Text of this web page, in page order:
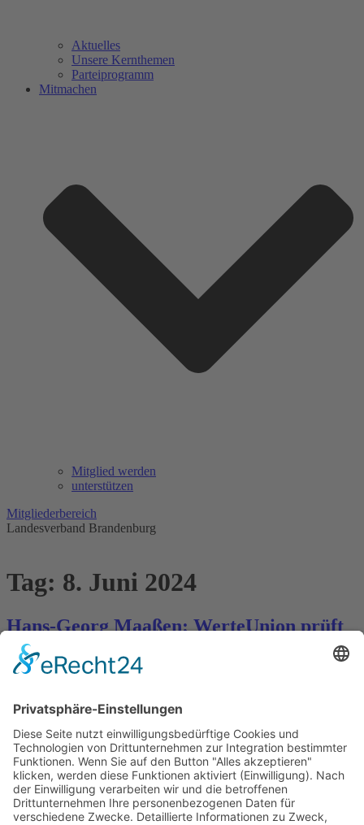
Aktuelles
Unsere Kernthemen
Parteiprogramm
Mitmachen
Mitglied werden
unterstützen
Mitgliederbereich
Landesverband Brandenburg
Tag: 8. Juni 2024
Hans-Georg Maaßen: WerteUnion prüft
Strafverfahren gegen
Regierungsmitglieder
Hans-Georg Maaßen, Vorsitzender der WerteUnion, fordert eine
zeitnahe und konsequente juristische Prüfung der Migrationspolitik.
So sei etwa „in keiner Weise entschuldbar, dass der Attentäter von
Mannheim nach Ablehnung seines Asylantrags […]